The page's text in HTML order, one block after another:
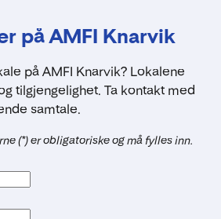
på AMFI Knarvik
på AMFI Knarvik? Lokalene
tilgjengelighet. Ta kontakt med
samtale.
(*) er obligatoriske og må fylles inn.